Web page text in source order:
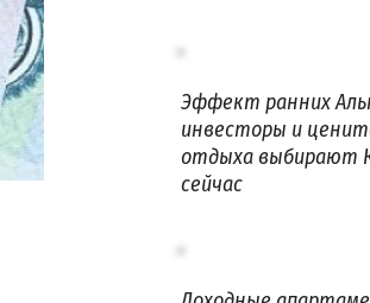
Эффект ранних
инвесторы и
отдыха выбирают
сейчас